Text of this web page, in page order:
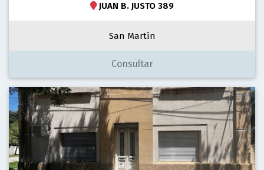
JUAN B. JUSTO 389
San Martín
Consultar